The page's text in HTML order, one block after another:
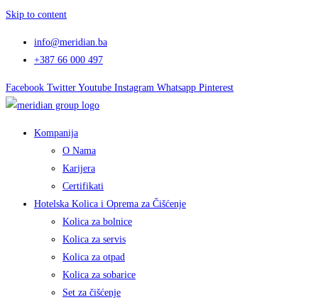
Skip to content
info@meridian.ba
+387 66 000 497
Facebook Twitter Youtube Instagram Whatsapp Pinterest
Kompanija
O Nama
Karijera
Certifikati
Hotelska Kolica i Oprema za Čišćenje
Kolica za bolnice
Kolica za servis
Kolica za otpad
Kolica za sobarice
Set za čišćenje